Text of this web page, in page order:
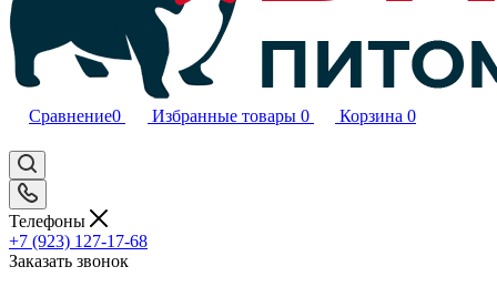
Сравнение0 Избранные товары 0 Корзина 0
Телефоны
+7 (923) 127-17-68
Заказать звонок